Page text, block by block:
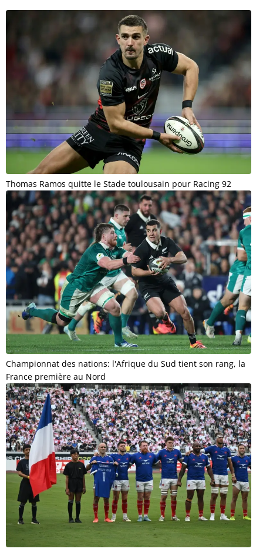
Thomas Ramos quitte le Stade toulousain pour Racing 92
Championnat des nations: l'Afrique du Sud tient son rang, la
France première au Nord